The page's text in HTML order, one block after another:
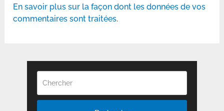
En savoir plus sur la façon dont les données de vos
commentaires sont traitées.